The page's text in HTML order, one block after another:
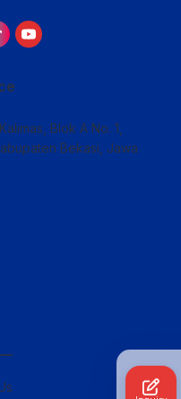
Blok A No. 1,
Bekasi, Jawa